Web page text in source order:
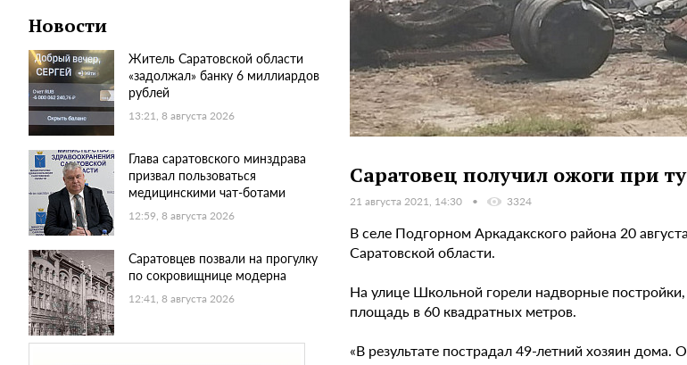
Новости
Житель Саратовской области
«задолжал» банку 6 миллиардов
рублей
13:21, 8 августа 2026
Глава саратовского минздрава
призвал пользоваться
медицинскими чат-ботами
12:59, 8 августа 2026
Саратовцев позвали на прогулку
по сокровищнице модерна
12:41, 8 августа 2026
Саратовец получил ожоги при
21 августа 2021, 14:30 3324
В селе Подгорном Аркадакского района 20
Саратовской области.
На улице Школьной горели надворные
площадь в 60 квадратных метров.
«В результате пострадал 49-летний хозяин